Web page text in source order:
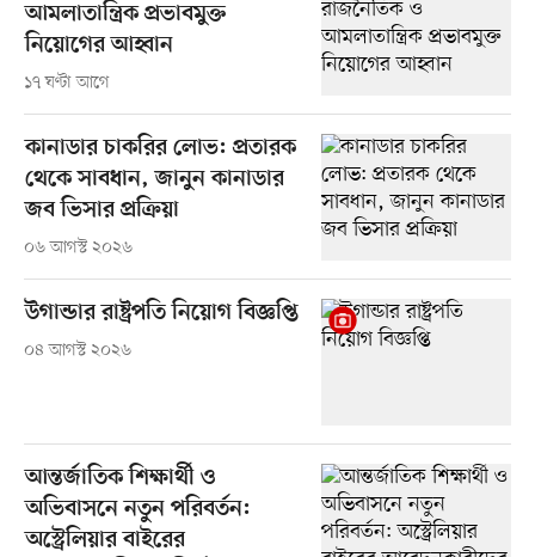
আমলাতান্ত্রিক প্রভাবমুক্ত
নিয়োগের আহ্বান
১৭ ঘণ্টা আগে
কানাডার চাকরির লোভ: প্রতারক
থেকে সাবধান, জানুন কানাডার
জব ভিসার প্রক্রিয়া
০৬ আগস্ট ২০২৬
উগান্ডার রাষ্ট্রপতি নিয়োগ বিজ্ঞপ্তি
০৪ আগস্ট ২০২৬
আন্তর্জাতিক শিক্ষার্থী ও
অভিবাসনে নতুন পরিবর্তন:
অস্ট্রেলিয়ার বাইরের